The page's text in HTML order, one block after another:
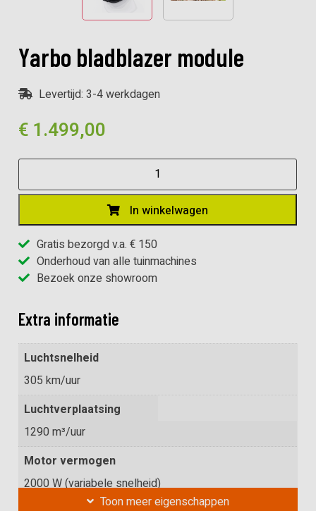
Yarbo bladblazer module
Levertijd: 3-4 werkdagen
€ 1.499,00
Yarbo
module
In winkelwagen
Gratis bezorgd v.a. € 150
Onderhoud van alle tuinmachines
Bezoek onze showroom
Extra informatie
Luchtsnelheid
305 km/uur
Luchtverplaatsing
1290 m³/uur
Motor vermogen
2000 W (variabele snelheid)
Toonmeereigenschappen